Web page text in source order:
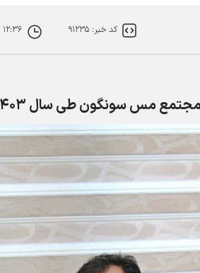
کد خبر: ۹۱۲۳۵ ۱۲:۳۶